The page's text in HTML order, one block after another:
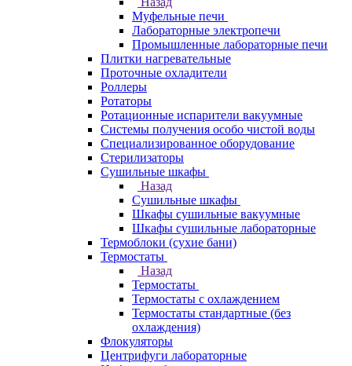
Муфельные печи
Лабораторные электропечи
Промышленные лабораторные печи
Плитки нагревательные
Проточные охладители
Роллеры
Ротаторы
Ротационные испарители вакуумные
Системы получения особо чистой воды
Специализированное оборудование
Стерилизаторы
Сушильные шкафы
Назад
Сушильные шкафы
Шкафы сушильные вакуумные
Шкафы сушильные лабораторные
Термоблоки (сухие бани)
Термостаты
Назад
Термостаты
Термостаты с охлаждением
Термостаты стандартные (без
охлаждения)
Флокуляторы
Центрифуги лабораторные